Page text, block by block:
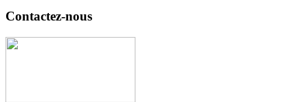
Contactez-nous